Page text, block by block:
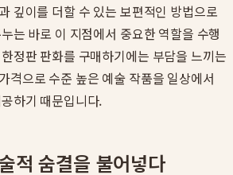
깊이를 더할 수 있는 보편적인 방법으로
는 바로 이 지점에서 중요한 역할을 수행
정판 판화를 구매하기에는 부담을 느끼는
격으로 수준 높은 예술 작품을 일상에서
하기 때문입니다.
적 숨결을 불어넣다